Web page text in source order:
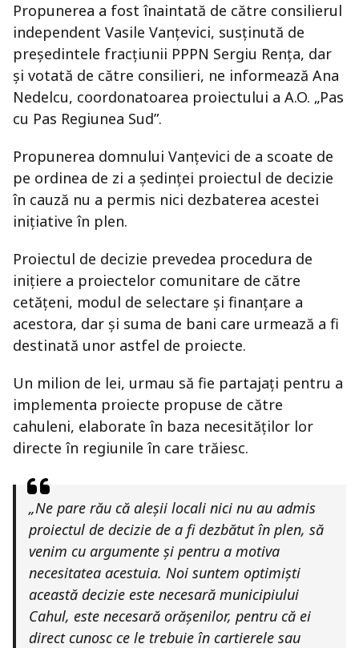
Propunerea a fost înaintată de către consilierul
independent Vasile Vanțevici, susținută de
președintele fracțiunii PPPN Sergiu Rența, dar
și votată de către consilieri, ne informează Ana
Nedelcu, coordonatoarea proiectului a A.O. „Pas
cu Pas Regiunea Sud”.
Propunerea domnului Vanțevici de a scoate de
pe ordinea de zi a ședinței proiectul de decizie
în cauză nu a permis nici dezbaterea acestei
inițiative în plen.
Proiectul de decizie prevedea procedura de
inițiere a proiectelor comunitare de către
cetățeni, modul de selectare și finanțare a
acestora, dar și suma de bani care urmează a fi
destinată unor astfel de proiecte.
Un milion de lei, urmau să fie partajați pentru a
implementa proiecte propuse de către
cahuleni, elaborate în baza necesităților lor
directe în regiunile în care trăiesc.
„Ne pare rău că aleșii locali nici nu au admis
proiectul de decizie de a fi dezbătut în plen, să
venim cu argumente și pentru a motiva
necesitatea acestuia. Noi suntem optimiști
această decizie este necesară municipiului
Cahul, este necesară orășenilor, pentru că ei
direct cunosc ce le trebuie în cartierele sau